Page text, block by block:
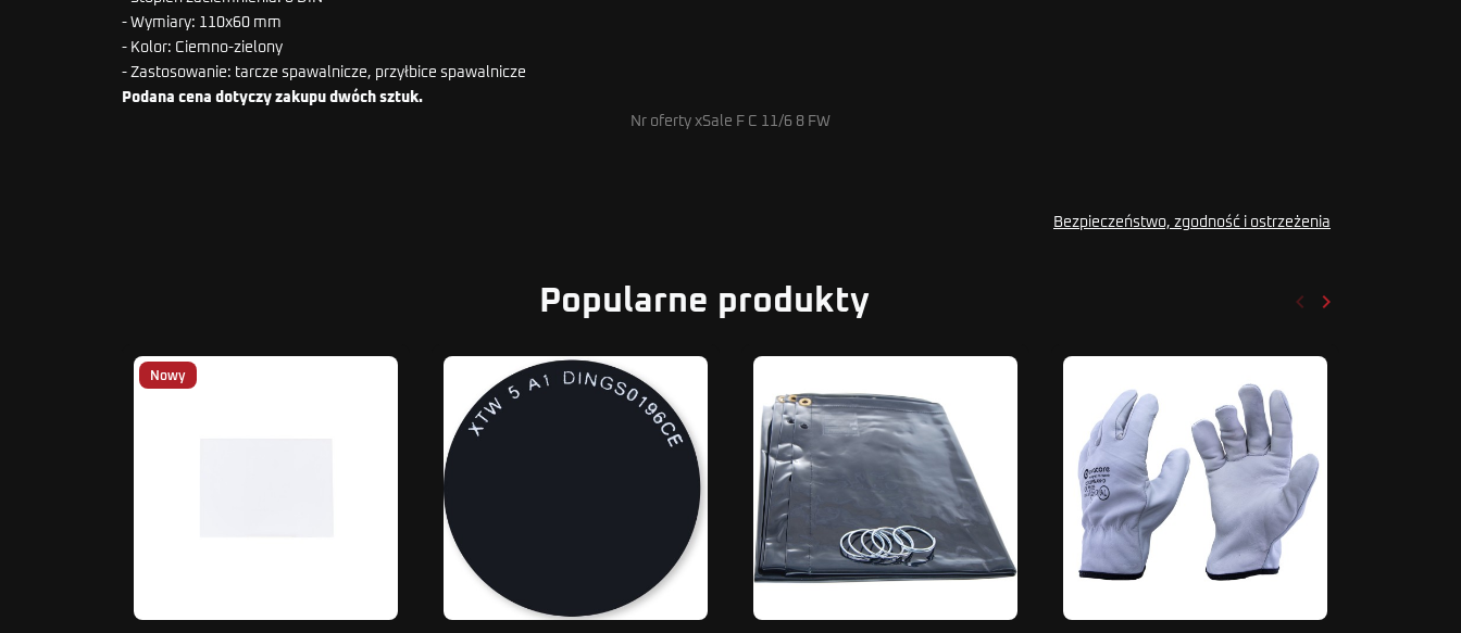
- Wymiary: 110x60 mm
- Kolor: Ciemno-zielony
- Zastosowanie: tarcze spawalnicze, przyłbice spawalnicze
Podana cena dotyczy zakupu dwóch sztuk.
Nr oferty xSale F C 11/6 8 FW
Bezpieczeństwo, zgodność i ostrzeżenia
Popularne produkty Poprzedni
keyboard_arrow_left Następny
keyboard_arrow_right
Nowy